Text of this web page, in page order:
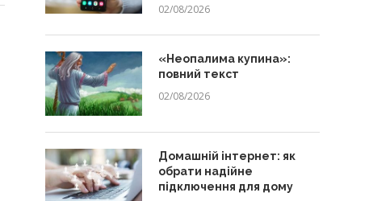
02/08/2026
«Неопалима купина»:
повний текст
02/08/2026
Домашній інтернет: як
обрати надійне
підключення для дому